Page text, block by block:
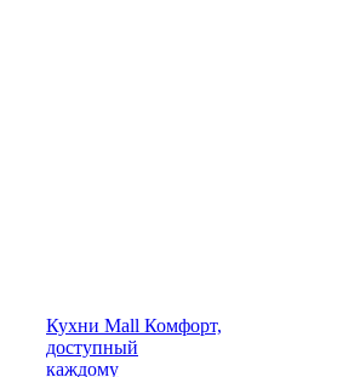
Кухни Mall Комфорт,
доступный
каждому